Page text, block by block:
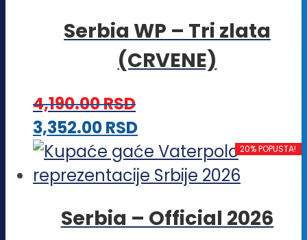
više
varijanti.
biti
izabrane
na
proizvoda.
Serbia WP – Tri zlata
(CRVENE)
4,190.00RSD
3,352.00RSDOvaj
proizvod
ima
varijanti.
20% POPUSTA!
Serbia – Official 2026